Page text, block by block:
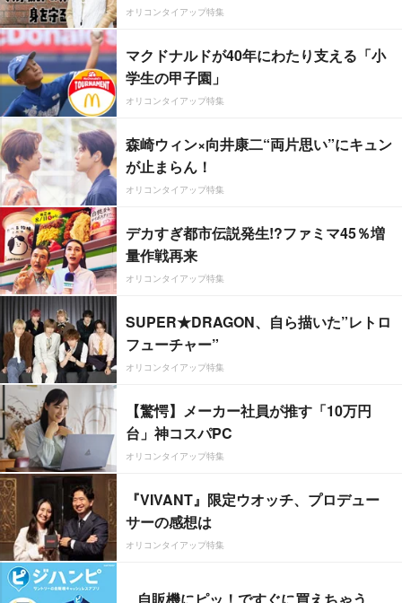
オリコンタイアップ特集
マクドナルドが40年にわたり支える「小
学生の甲子園」
オリコンタイアップ特集
森崎ウィン×向井康二“両片思い”にキュン
が止まらん！
オリコンタイアップ特集
デカすぎ都市伝説発生!?ファミマ45％増
量作戦再来
オリコンタイアップ特集
SUPER★DRAGON、自ら描いた”レトロ
フューチャー”
オリコンタイアップ特集
【驚愕】メーカー社員が推す「10万円
台」神コスパPC
オリコンタイアップ特集
『VIVANT』限定ウオッチ、プロデュー
サーの感想は
オリコンタイアップ特集
自販機にピッ！ですぐに買えちゃう